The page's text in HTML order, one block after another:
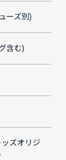
ーズ別)
含む)
ズオリジ